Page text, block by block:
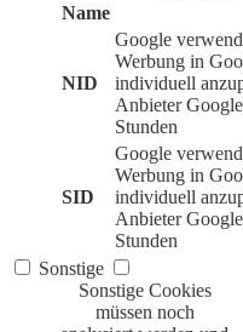
Name
NID
Google
Werbung in
individuell
Anbieter
Stunden
SID
Google
Werbung in
individuell
Anbieter
Stunden
Sonstige
Sonstige Cookies
müssen noch